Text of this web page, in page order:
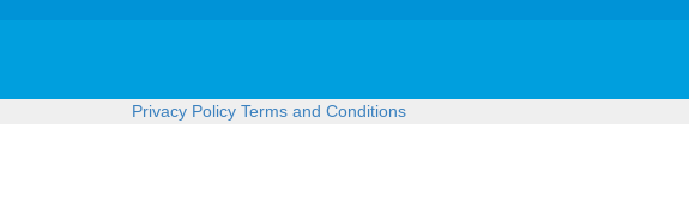
Privacy Policy Terms and Conditions